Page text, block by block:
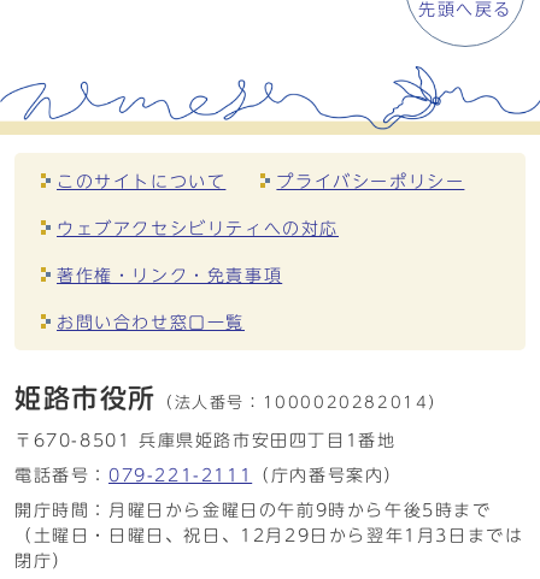
先頭へ戻る
このサイトについて プライバシーポリシー
ウェブアクセシビリティへの対応
著作権・リンク・免責事項
お問い合わせ窓口一覧
姫路市役所 （法人番号： 1000020282014）
〒670-8501 兵庫県姫路市安田四丁目1番地
電話番号： 079-221-2111
（庁内番号案内）
開庁時間：月曜日から金曜日の午前9時から午後5時まで
（土曜日・日曜日、祝日、12月29日から翌年1月3日までは
閉庁）